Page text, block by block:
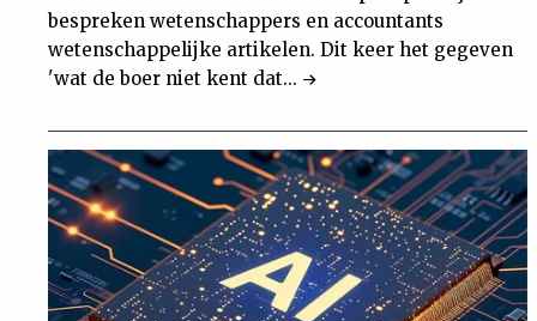
bespreken wetenschappers en accountants
wetenschappelijke artikelen. Dit keer het gegeven
'wat de boer niet kent dat...